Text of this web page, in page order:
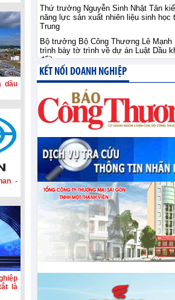
dầu
-
là
Thứ trưởng Nguyễn Sinh Nhật Tân
năng lực sản xuất nhiên liệu sinh học
Trung
Bộ trưởng Bộ Công Thương Lê Mạnh
trình bày tờ trình về dự án Luật Dầu
đổi)
KẾT NỐI DOANH NGHIỆP